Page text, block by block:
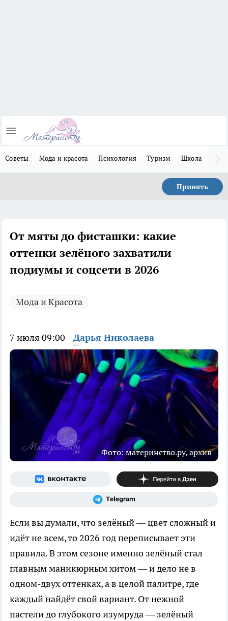
Советы Мода и красота Психология Туризм Школа
Принять
От мяты до фисташки: какие
оттенки зелёного захватили
подиумы и соцсети в 2026
Мода и Красота
7 июля 09:00 Дарья Николаева
Фото: материнство.ру, архив
Если вы думали, что зелёный — цвет сложный и
идёт не всем, то 2026 год переписывает эти
правила. В этом сезоне именно зелёный стал
главным маникюрным хитом — и дело не в
одном-двух оттенках, а в целой палитре, где
каждый найдёт свой вариант. От нежной
пастели до глубокого изумруда — зелёный